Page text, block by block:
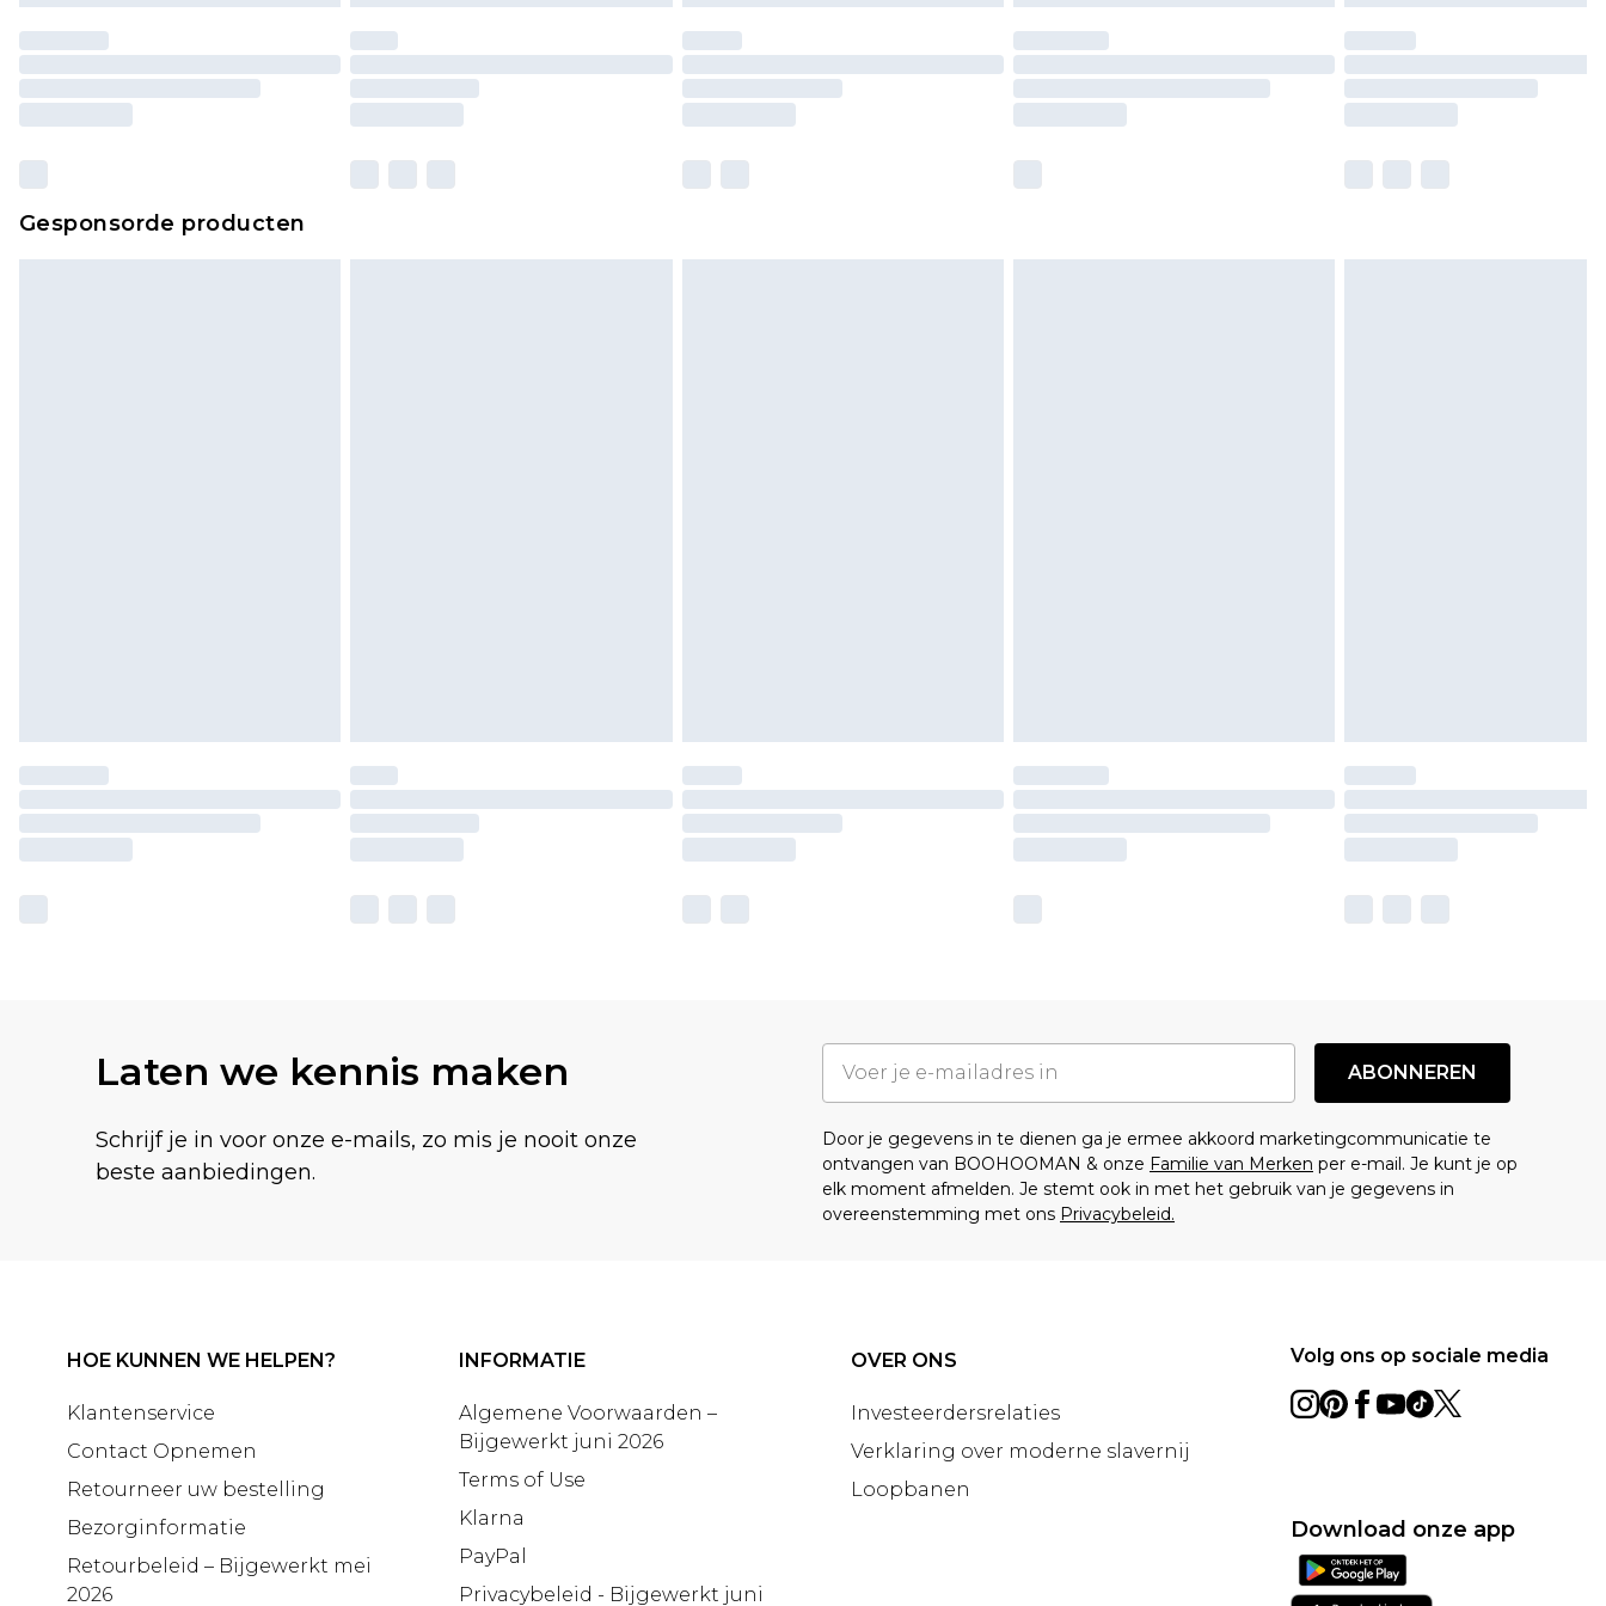
Gesponsorde producten
Laten we kennis maken
Schrijf je in voor onze e-mails, zo mis je nooit onze
beste aanbiedingen.
ABONNEREN
Door je gegevens in te dienen ga je ermee akkoord marketingcommunicatie te
ontvangen van BOOHOOMAN & onze Familie van Merken per e-mail. Je kunt je op
elk moment afmelden. Je stemt ook in met het gebruik van je gegevens in
overeenstemming met ons Privacybeleid.
HOE KUNNEN WE HELPEN?
Klantenservice
Contact Opnemen
Retourneer uw bestelling
Bezorginformatie
Retourbeleid – Bijgewerkt mei
2026
INFORMATIE
Algemene Voorwaarden –
Bijgewerkt juni 2026
Terms of Use
Klarna
PayPal
Privacybeleid - Bijgewerkt juni
OVER ONS
Investeerdersrelaties
Verklaring over moderne slavernij
Loopbanen
Volg ons op sociale media
Download onze app